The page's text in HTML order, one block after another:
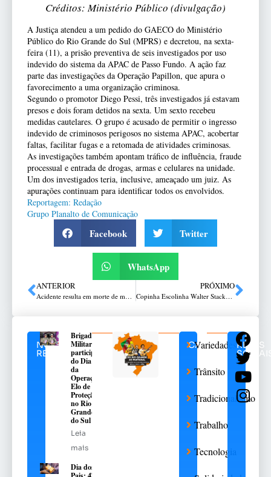
Créditos: Ministério Público (divulgação)
A Justiça atendeu a um pedido do GAECO do Ministério
Público do Rio Grande do Sul (MPRS) e decretou, na sexta-
feira (11), a prisão preventiva de seis investigados por uso
indevido do sistema da APAC de Passo Fundo. A ação faz
parte das investigações da Operação Papillon, que apura o
favorecimento a uma organização criminosa.
Segundo o promotor Diego Pessi, três investigados já estavam
presos e dois foram detidos na sexta. Um sexto recebeu
medidas cautelares. O grupo é acusado de permitir o ingresso
indevido de criminosos perigosos no sistema APAC, acobertar
faltas, facilitar fugas e a retomada de atividades criminosas.
As investigações também apontam tráfico de influência, fraude
processual e entrada de drogas, armas e celulares na unidade.
Um dos investigados teria, inclusive, ameaçado um juiz. As
apurações continuam para identificar todos os envolvidos.
Reportagem: Redação
Grupo Planalto de Comunicação
Facebook Twitter
WhatsApp
ANTERIOR
Acidente resulta em morte de motociclista na ERS-324 entre Passo Fundo e Marau
PRÓXIMO
Copinha Escolinha Walter Stacke acontece neste fim de semana com recorde de participação
NOTÍCIAS
RELACIONADAS
Brigada
Militar
participa
do Dia D
da
Operação
Elo de
Proteção
no Rio
Grande
do Sul
Leia
mais
Dia dos
CATEGORIAS
Variedades
Trânsito
Tradicionalismo
Trabalho
Tecnologia
REDES